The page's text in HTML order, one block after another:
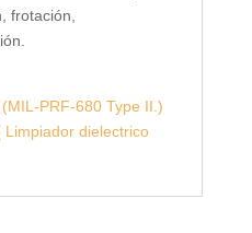
frotación,
PRF-680 Type II.)
Limpiador dielectrico